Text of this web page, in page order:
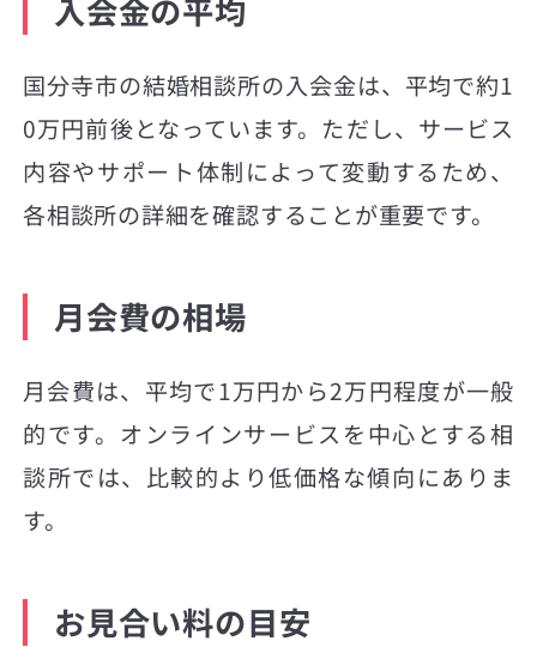
入会金の平均
国分寺市の結婚相談所の入会金は、平均で約1
0万円前後となっています。ただし、サービス
内容やサポート体制によって変動するため、
各相談所の詳細を確認することが重要です。
月会費の相場
月会費は、平均で1万円から2万円程度が一般
的です。オンラインサービスを中心とする相
談所では、比較的より低価格な傾向にありま
す。
お見合い料の目安